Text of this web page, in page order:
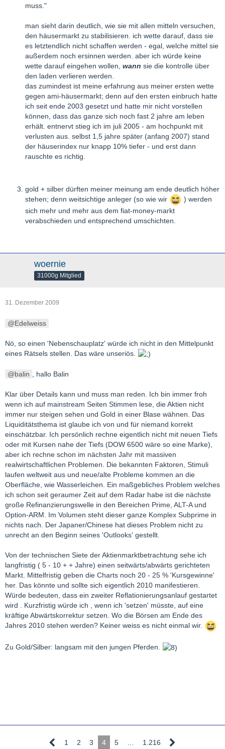
muss."
man sieht darin deutlich, wie sie mit allen mitteln versuchen,
den häusermarkt zu stabilisieren. ich wette darauf, dass sie
es letztendlich nicht schaffen werden - egal, welche mittel sie
außerdem noch ersinnen werden. aber ich würde keine
wette darauf eingehen wollen, wann sie die kontrolle über
den laden verlieren werden.
das zumindest ist meine erfahrung aus meiner ersten wette
gegen ami-häusermarkt; denn auf den ersten einbruch hatte
ich seit ende 2003 gesetzt und hatte mir nicht vorstellen
können, dass das ganze sich noch fast 2 jahre am leben
erhält. entnervt stieg ich im juli 2005 - am hochpunkt mit
verlusten aus. selbst 1,5 jahre später (anfang 2007) stand
der häuserindex nur knapp 10% tiefer - und erst dann
rauschte es richtig.
gold + silber dürften meiner meinung am ende deutlich höher
stehen; denn weitsichtige anleger (so wie wir
) werden
sich mehr und mehr aus dem fiat-money-markt
verabschieden und entsprechend umschichten.
woernie
31000g Mitglied
31. Dezember 2009
Edelweiss
Nö, so einen 'Nebenschauplatz' würde ich nicht in den Mittelpunkt
eines Rätsels stellen. Das wäre unseriös.
balin , hallo Balin
Klar über Details kann und muss man reden. Ich bin immer froh
wenn ich auf mainstream Seiten Stimmen lese, die Aktien nicht
immer nur steigen sehen und Gold in einer Blase wähnen. Das
Liquiditätsthema ist glaube ich von und für niemand korrekt
einschätzbar. Ich persönlich rechne eigentlich nicht mit neuen Tiefs
oder mit Kursen nahe der Tiefs (DOW 6500 wäre so eine Marke),
aber ich rechne schon im nächsten Jahr mit massiven
realwirtschaftlichen Problemen. Die bekannten Faktoren, Stimuli
laufen weltweit aus und neue/alte Probleme kommen an die
Oberfläche, wie Wasserleichen. Ein maßgebliches Problem welches
ich schon seit geraumer Zeit auf dem Radar habe ist die nächste
große Refinanzierungswelle in den Bereichen Prime, ALT-A und
Option-ARM. Im Volumen steht dieser ganze Komplex Subprime in
nichts nach. Der Japaner/Chinese hat dieses Problem nicht zu
unrecht an den Beginn seines 'Outlooks' gestellt.
Von der technischen Siete der Aktienmarktbetrachtung sehe ich
langfristig ( 5 - 10 + + Jahre) einen seitwärts/abwärts gerichteten
Markt. Mittelfristig geben die Charts noch 20 - 25 % 'Kursgewinne'
her. Das könnte und sollte sich eigentlich 2010 manifestieren.
Würde bedeuten, dass ein zweiter Reflationierungsanlauf gestartet
wird . Kurzfristig würde ich , wenn ich 'setzen' müsste, auf eine
kräftige Abwärtskorrektur setzen. Wo die Börsen am Ende des
Jahres 2010 stehen werden? Keiner weiss es nicht einmal wir.
Zu Gold/Silber: langsam mit den jungen Pferden.
1 2 3 4 5 … 1.216